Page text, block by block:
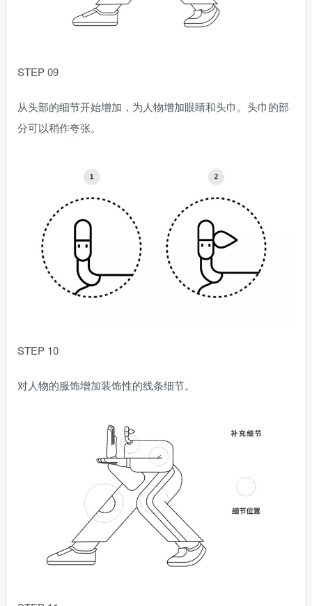
STEP 09
从头部的细节开始增加，为人物增加眼睛和头巾。头巾的部
分可以稍作夸张。
STEP 10
对人物的服饰增加装饰性的线条细节。